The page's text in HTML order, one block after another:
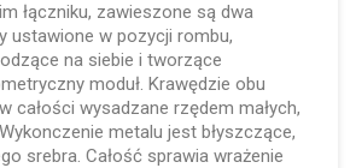
łączniku, zawieszone są dwa
ustawione w pozycji rombu,
na siebie i tworzące
moduł. Krawędzie obu
całości wysadzane rzędem małych,
metalu jest błyszczące,
srebra. Całość sprawia wrażenie